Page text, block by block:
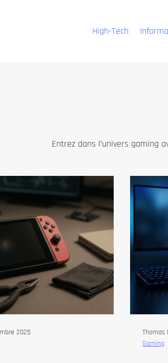
High-Tech
Entrez dans l’univers gaming
2025
Thomas
Gaming